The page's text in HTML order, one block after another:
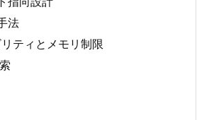
法
ティとメモリ制限